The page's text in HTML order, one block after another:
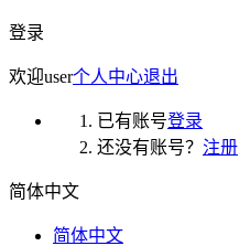
登录
欢迎user个人中心退出
已有账号登录
还没有账号？ 注册
简体中文
简体中文